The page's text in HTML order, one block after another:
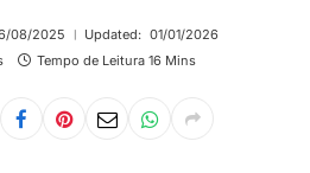
08/2025 Updated: 01/01/2026
Tempo de Leitura 16 Mins